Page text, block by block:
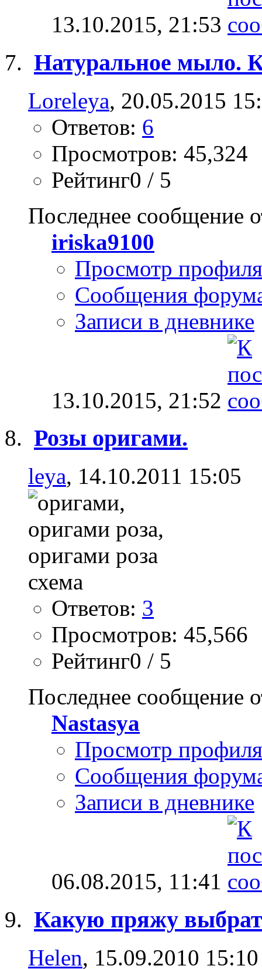
13.10.2015, 21:53
Натуральное мыло.
Loreleya, 20.05.2015
Ответов: 6
Просмотров: 45,324
Рейтинг0 / 5
Последнее сообщение
iriska9100
Просмотр профиля
Сообщения
Записи в дневнике
13.10.2015, 21:52
Розы оригами.
leya, 14.10.2011 15:05
Ответов: 3
Просмотров: 45,566
Рейтинг0 / 5
Последнее сообщение
Nastasya
Просмотр профиля
Сообщения
Записи в дневнике
06.08.2015, 11:41
Какую пряжу
Helen, 15.09.2010 15:10